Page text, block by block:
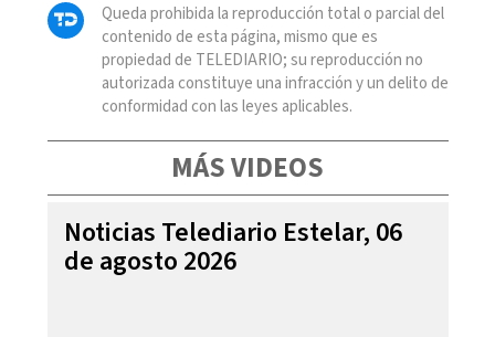
Queda prohibida la reproducción total o parcial del
contenido de esta página, mismo que es
propiedad de TELEDIARIO; su reproducción no
autorizada constituye una infracción y un delito de
conformidad con las leyes aplicables.
MÁS VIDEOS
Noticias Telediario Estelar, 06
de agosto 2026